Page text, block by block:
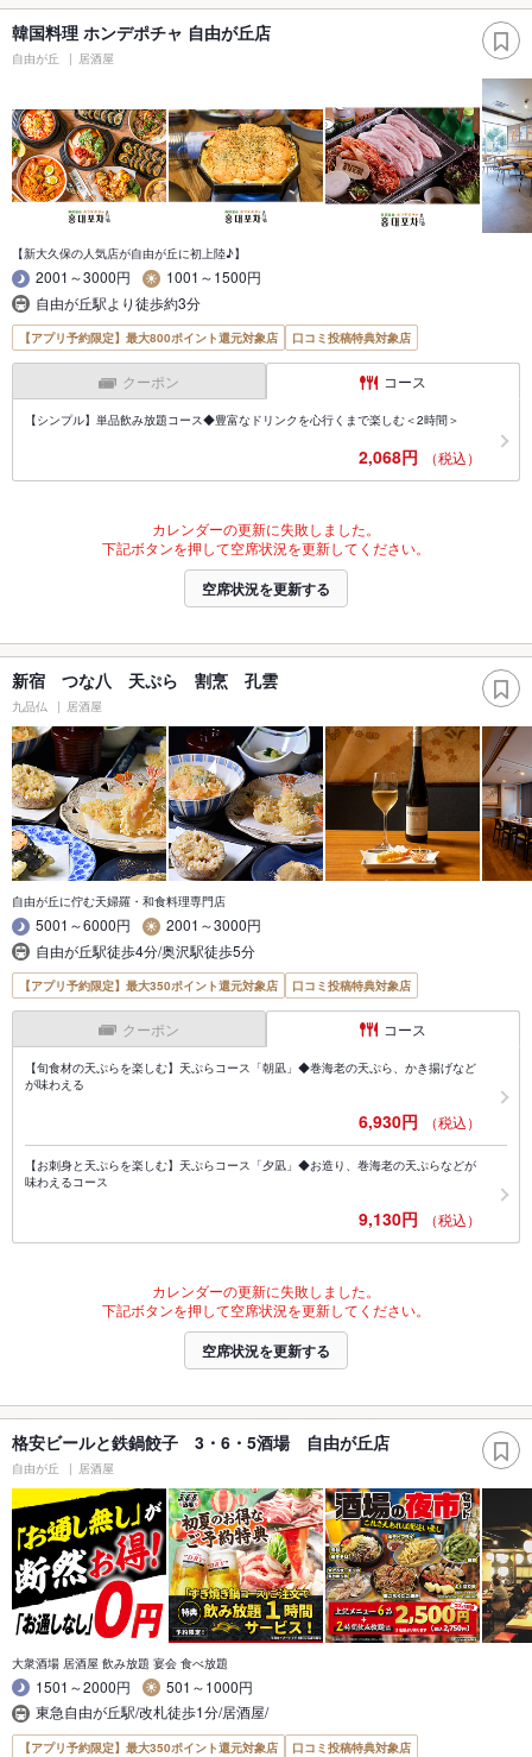
韓国料理 ホンデポチャ 自由が丘店
自由が丘 居酒屋
【新大久保の人気店が自由が丘に初上陸♪】
2001～3000円
1001～1500円
自由が丘駅より徒歩約3分
【アプリ予約限定】最大800ポイント還元対象店 口コミ投稿特典対象店
クーポン コース
【シンプル】単品飲み放題コース◆豊富なドリンクを心行くまで楽しむ＜2時間＞
2,068円 （税込）
カレンダーの更新に失敗しました。
下記ボタンを押して空席状況を更新してください。
空席状況を更新する
新宿 つな八 天ぷら 割烹 孔雲
九品仏 居酒屋
自由が丘に佇む天婦羅・和食料理専門店
5001～6000円
2001～3000円
自由が丘駅徒歩4分/奥沢駅徒歩5分
【アプリ予約限定】最大350ポイント還元対象店 口コミ投稿特典対象店
クーポン コース
【旬食材の天ぷらを楽しむ】天ぷらコース「朝凪」◆巻海老の天ぷら、かき揚げなど
が味わえる
6,930円 （税込）
【お刺身と天ぷらを楽しむ】天ぷらコース「夕凪」◆お造り、巻海老の天ぷらなどが
味わえるコース
9,130円 （税込）
カレンダーの更新に失敗しました。
下記ボタンを押して空席状況を更新してください。
空席状況を更新する
格安ビールと鉄鍋餃子 3・6・5酒場 自由が丘店
自由が丘 居酒屋
大衆酒場 居酒屋 飲み放題 宴会 食べ放題
1501～2000円
501～1000円
東急自由が丘駅/改札徒歩1分/居酒屋/
【アプリ予約限定】最大350ポイント還元対象店
口コミ投稿特典対象店